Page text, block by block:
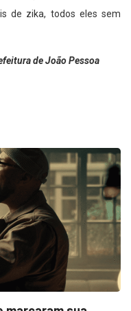
de zika, todos eles sem
de João Pessoa